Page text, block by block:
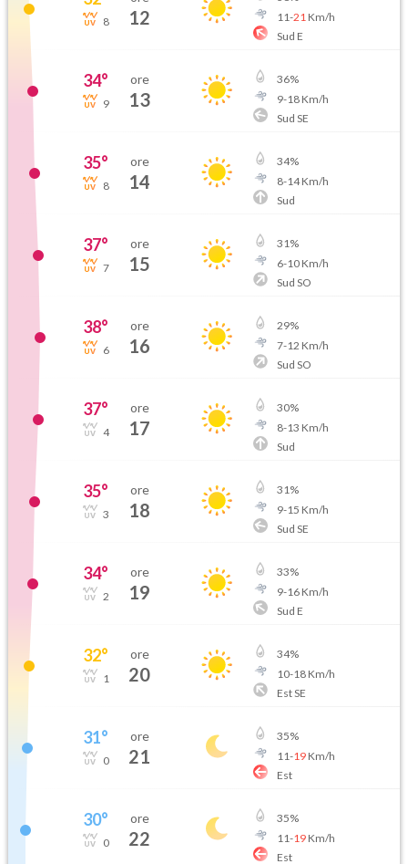
8 12
11-21 Km/h
Sud E
34°
9
ore
13
36%
9-18Km/h
Sud SE
35°
8
ore
14
34%
8-14Km/h
Sud
37°
7
ore
15
31%
6-10Km/h
Sud SO
38°
6
ore
16
29%
7-12 Km/h
Sud SO
37°
4
ore
17
30%
8-13 Km/h
Sud
35°
3
ore
18
31%
9-15 Km/h
Sud SE
34°
2
ore
19
33%
9-16Km/h
Sud E
32°
1
ore
20
34%
10-18Km/h
Est SE
31°
0
ore
21
35%
11-19Km/h
Est
30°
0
ore
22
35%
11-19Km/h
Est